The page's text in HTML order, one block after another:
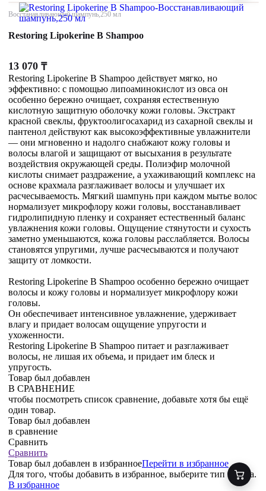
Восстанавливающий шампунь,250 мл
Restoring Lipokerine B Shampoo
13 070 ₸
Restoring Lipokerine B Shampoo действует мягко, но
эффективно: с помощью липоаминокислот из овса он
особенно бережно очищает, сохраняя естественную
кислотную защитную оболочку кожи головы. Экстракт
красной свеклы, фруктоолигосахарид из сахарной свеклы и
пантенол действуют как высокоэффективные увлажнители
— они мгновенно и надолго снабжают кожу головы и
волосы влагой и защищают от высыхания в результате
воздействия окружающей среды. Полиэфир молочной
кислоты снимает раздражение, а ухаживающий комплекс на
основе крахмала разглаживает волосы и улучшает их
расчесываемость. Мягкий шампунь при каждом мытье волос
нормализует микрофлору кожи головы, восстанавливает
гидролипидную пленку и сохраняет естественный баланс
увлажнения кожи головы. Ощущение стянутости и сухость
заметно уменьшаются, кожа головы расслабляется. Волосы
становятся упругими, лучше расчесываются и получают
защиту от ломкости.
Restoring Lipokerine B Shampoo особенно бережно очищает
волосы и кожу головы и нормализует микрофлору кожи
головы.
Он обеспечивает интенсивное увлажнение, удерживает
влагу и придает волосам ощущение упругости и
ухоженности.
Restoring Lipokerine B Shampoo питает и разглаживает
волосы, не лишая их объема, и придает им блеск и
упругость.
Товар был добавлен
В СРАВНЕНИЕ
чтобы посмотреть список сравнение, добавьте хотя бы ещё
один товар.
Товар был добавлен
в сравнение
Сравнить
Сравнить
Товар был добавлен в избранноеПерейти в избранное
Для того, чтобы добавить в избранное, выберите тип товара.
В избранное